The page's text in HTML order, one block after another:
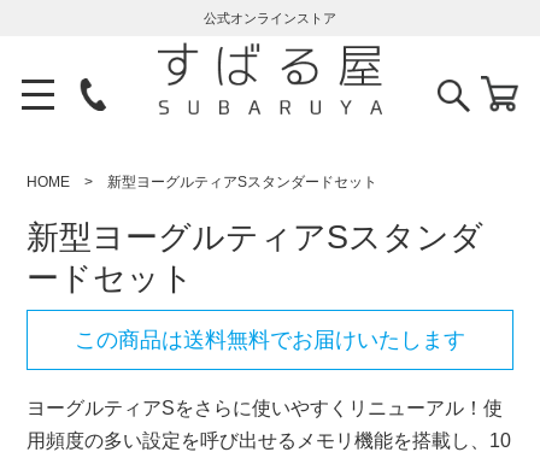
公式オンラインストア
HOME 新型ヨーグルティアSスタンダードセット
新型ヨーグルティアSスタンダ
ードセット
この商品は送料無料でお届けいたします
ヨーグルティアSをさらに使いやすくリニューアル！使
用頻度の多い設定を呼び出せるメモリ機能を搭載し、10